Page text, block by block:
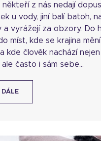
někteří z nás nedají
u vody, jiní balí batoh,
a vyrážejí za obzory. Do
míst, kde se krajina
kde člověk nachází
ale často i sám sebe...
DÁLE